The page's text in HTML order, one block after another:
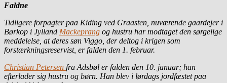
Faldne
Tidligere forpagter paa Kiding ved Graasten, nuværende gaardejer i
Børkop i Jylland Mackeprang og hustru har modtaget den sørgelige
meddelelse, at deres søn Viggo, der deltog i krigen som
forstærkningsreservist, er falden den 1. februar.
Christian Petersen fra Adsbøl er falden den 10. januar; han
efterlader sig hustru og børn. Han blev i lørdags jordfæstet paa